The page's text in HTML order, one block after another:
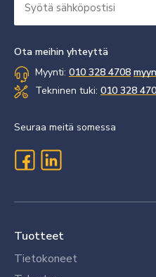
sähköpostisi
Ota meihin yhteyttä
Myynti: 010 328 4708
Tekninen tuki: 010 328
Seuraa meitä somessa
Tuotteet
Tietokoneet